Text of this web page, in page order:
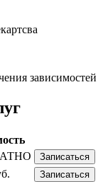
зависимостей
Записаться
Записаться